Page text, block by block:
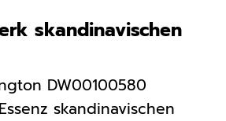
skandinavischen
DW00100580
skandinavischen